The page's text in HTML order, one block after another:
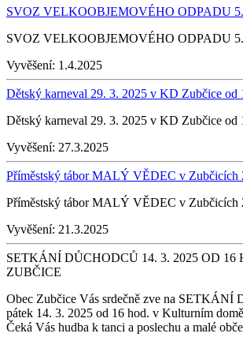
SVOZ VELKOOBJEMOVÉHO ODPADU
SVOZ VELKOOBJEMOVÉHO ODPADU
Vyvěšení: 1.4.2025
Dětský karneval 29. 3. 2025 v KD Zubčice od
Dětský karneval 29. 3. 2025 v KD Zubčice od
Vyvěšení: 27.3.2025
Příměstský tábor MALÝ VĚDEC v Zubčicích
Příměstský tábor MALÝ VĚDEC v Zubčicích
Vyvěšení: 21.3.2025
SETKÁNÍ DŮCHODCŮ 14. 3. 2025 OD 16
ZUBČICE
Obec Zubčice Vás srdečně zve na
pátek 14. 3. 2025 od 16 hod. v Kulturním
Čeká Vás hudba k tanci a poslechu a malé